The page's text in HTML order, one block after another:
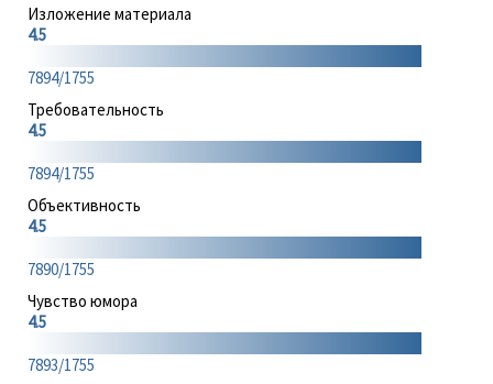
Изложение материала
4.5
7894/1755
Требовательность
4.5
7894/1755
Объективность
4.5
7890/1755
Чувство юмора
4.5
7893/1755